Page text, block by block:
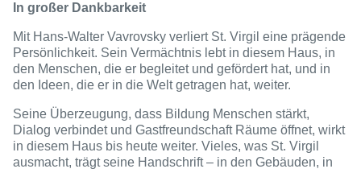
In großer Dankbarkeit
Mit Hans-Walter Vavrovsky verliert St. Virgil eine prägende
Persönlichkeit. Sein Vermächtnis lebt in diesem Haus, in
den Menschen, die er begleitet und gefördert hat, und in
den Ideen, die er in die Welt getragen hat, weiter.
Seine Überzeugung, dass Bildung Menschen stärkt,
Dialog verbindet und Gastfreundschaft Räume öffnet, wirkt
in diesem Haus bis heute weiter. Vieles, was St. Virgil
ausmacht, trägt seine Handschrift – in den Gebäuden, in